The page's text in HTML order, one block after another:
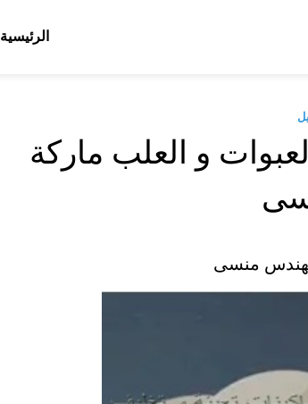
الرئيسية
و العلب ماركة
مهندس منسى